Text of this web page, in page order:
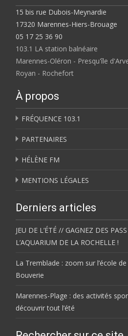
15 bis rue Dubois-Meynardie
17320 Marennes-Hiers-Brouage
05 17 25 36 90
103.1 LA station balnéaire
Marennes-Oléron - Presqu'île
Royan - Rochefort
À propos
FRÉQUENCE 103.1
PARTENAIRES
HÉLÈNE FM
MENTIONS LÉGALES
Derniers articles
JEU DE L’ÉTÉ // GAGNEZ DES
L’AQUARIUM DE LA ROCHELLE !
La Tremblade : zoom sur l’école
Bouverie
Marennes-Plage : des activités
découvrir tout l’été